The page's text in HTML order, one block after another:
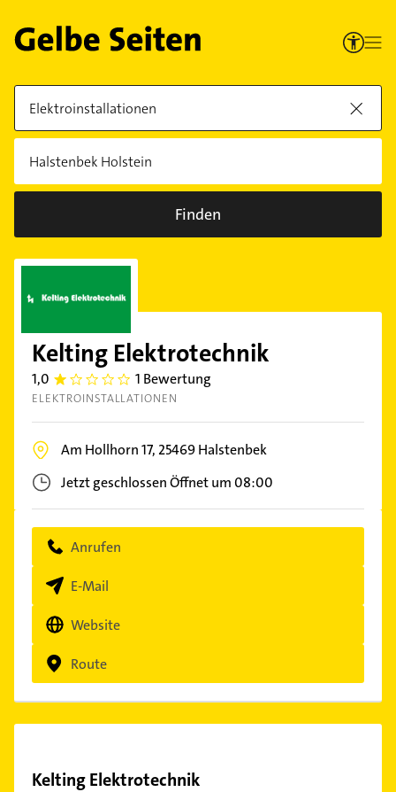
Finden
Kelting Elektrotechnik
1,0 1.0 1 Bewertung
ELEKTROINSTALLATIONEN
Am Hollhorn 17, 25469Halstenbek
Jetzt geschlossenÖffnet um 08:00
Anrufen
E-Mail
Website
Route
Kelting Elektrotechnik